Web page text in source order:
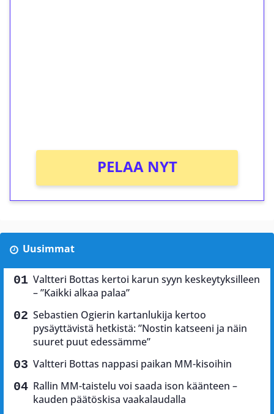
PELAA NYT
Uusimmat
Valtteri Bottas kertoi karun syyn keskeytyksilleen
– ”Kaikki alkaa palaa”
Sebastien Ogierin kartanlukija kertoo
pysäyttävistä hetkistä: ”Nostin katseeni ja näin
suuret puut edessämme”
Valtteri Bottas nappasi paikan MM-kisoihin
Rallin MM-taistelu voi saada ison käänteen –
kauden päätöskisa vaakalaudalla